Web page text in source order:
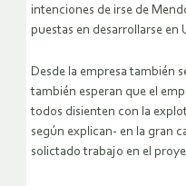
intenciones de irse de
puestas en desarrollarse en
Desde la empresa también
también esperan que el
todos disienten con la
según explican- en la gran
solictado trabajo en el